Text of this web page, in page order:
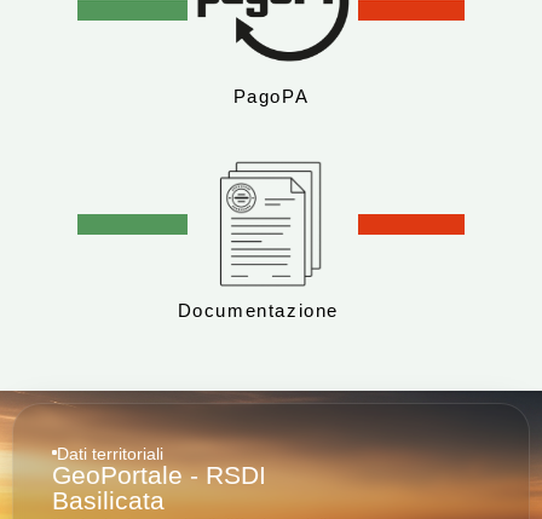
PagoPA
Documentazione
Dati territoriali
GeoPortale - RSDI
Basilicata